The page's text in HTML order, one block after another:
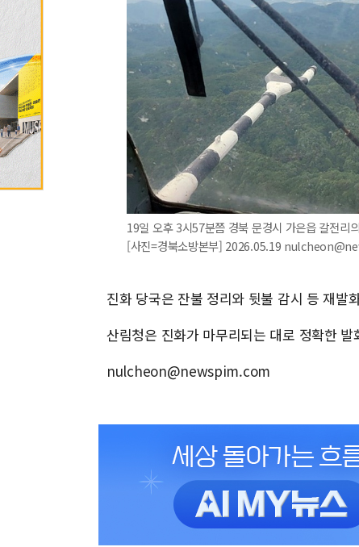
19일 오후 3시57분쯤 경북 문경시 가은읍 갈전리
[사진=경북소방본부] 2026.05.19
진화 당국은 잔불 정리와 뒷불 감시 등 재발
산림청은 진화가 마무리되는 대로 정확한
nulcheon@newspim.com